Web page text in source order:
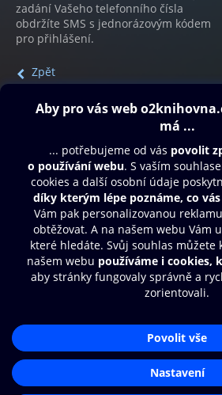
zadání Vašeho telefonního čísla
obdržíte SMS s jednorázovým kódem
pro přihlášení.
Zpět
Obsah ke stažení
Moje O2 Knihovna
Další zábava
© O2 Czech Republic a.s.
Přístupnost
Zásady zpracování osobních údajů
Aplikace
Čti a
audioknihy